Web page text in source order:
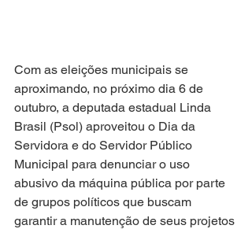
Com as eleições municipais se
aproximando, no próximo dia 6 de
outubro, a deputada estadual Linda
Brasil (Psol) aproveitou o Dia da
Servidora e do Servidor Público
Municipal para denunciar o uso
abusivo da máquina pública por parte
de grupos políticos que buscam
garantir a manutenção de seus projetos